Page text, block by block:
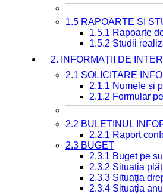
1.5 RAPOARTE ȘI
1.5.1 Rapoarte
1.5.2 Studii
2. INFORMAȚII DE
2.1 SOLICITARE
2.1.1 Numele și
2.1.2 Formular
2.2 BULETINUL
2.2.1 Raport
2.3 BUGET
2.3.1 Buget pe
2.3.2 Situația
2.3.3 Situația
2.3.4 Situația